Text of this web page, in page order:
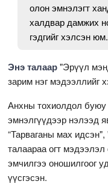
олон эмнэлэгт
халдвар дамжих
гэдгийг хэлсэн юм.
Энэ талаар"Эрүүл
зарим нэг мэдээллийг
Анхны тохиолдол
эмнэлгүүдээр нэлээд
“Тарваганы мах
талаараа огт
эмчилгээ оношилгоог
үүсгэсэн.